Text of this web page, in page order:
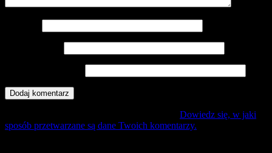
Dowiedz się, w jaki
sposób przetwarzane są dane Twoich komentarzy.